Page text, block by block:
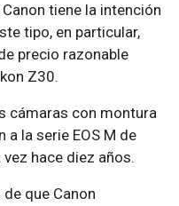
tiene la intención
tipo, en particular,
precio razonable
Z30.
cámaras con montura
a la serie EOS M de
hace diez años.
que Canon